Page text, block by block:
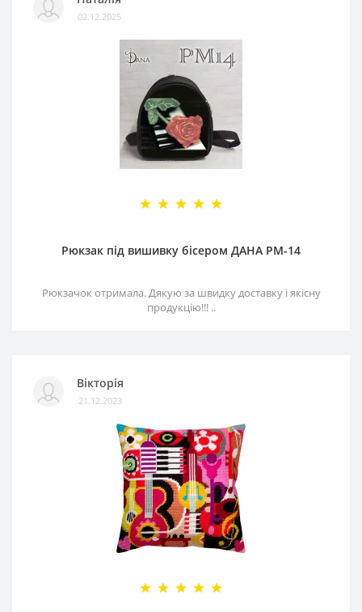
02.12.2025
Рюкзак під вишивку бісером ДАНА РМ-14
Рюкзачок отримала. Дякую за швидку доставку і якісну
продукцію!!! ..
Вікторія
21.12.2023